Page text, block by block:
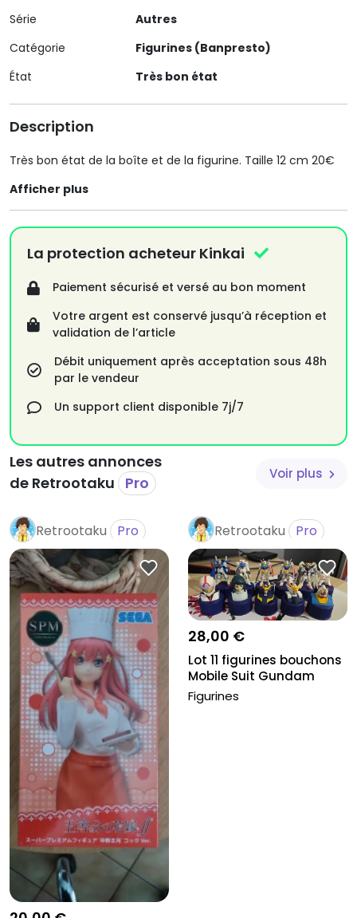
Série
Autres
Catégorie
Figurines (Banpresto)
État
Très bon état
Description
Très bon état de la boîte et de la figurine. Taille 12 cm 20€
Afficher plus
La protection acheteur Kinkai
Paiement sécurisé et versé au bon moment
Votre argent est conservé jusqu’à réception et
validation de l’article
Débit uniquement après acceptation sous 48h
par le vendeur
Un support client disponible 7j/7
Les autres annonces
de Retrootaku Pro Voir plus
Retrootaku Pro Retrootaku Pro
28,00 €
Lot 11 figurines bouchons
Mobile Suit Gundam
Figurines